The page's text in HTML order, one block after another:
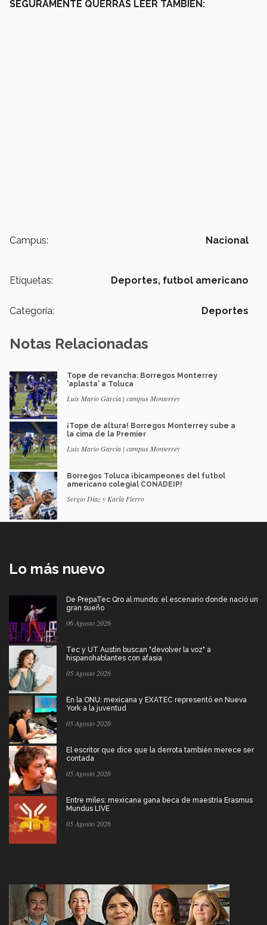
SEGURAMENTE QUERRÁS LEER TAMBIÉN:
Campus: Nacional
Etiquetas: Deportes, futbol americano
Categoría: Deportes
Notas Relacionadas
Tope de revancha: Borregos Monterrey
'aplasta' a Toluca
Luis Mario García | campus Monterrey
¡Tope de altura! Borregos Monterrey sube a
la cima de la Premier
Luis Mario García | campus Monterrey
Borregos Toluca ¡bicampeones del futbol
americano colegial CONADEIP!
Sergio Díaz y Karla Fierro
Lo más nuevo
De PrepaTec Qro al mundo: el escenario donde nació un
gran sueño
06 Agosto 2026
Tec y UT Austin buscan "devolver la voz" a
hispanohablantes con afasia
05 Agosto 2026
En la ONU: mexicana y EXATEC representó en Nueva
York a la juventud
05 Agosto 2026
El escritor que dice que la derrota también merece ser
contada
05 Agosto 2026
Entre miles: mexicana gana beca de maestría Erasmus
Mundus LIVE
05 Agosto 2026